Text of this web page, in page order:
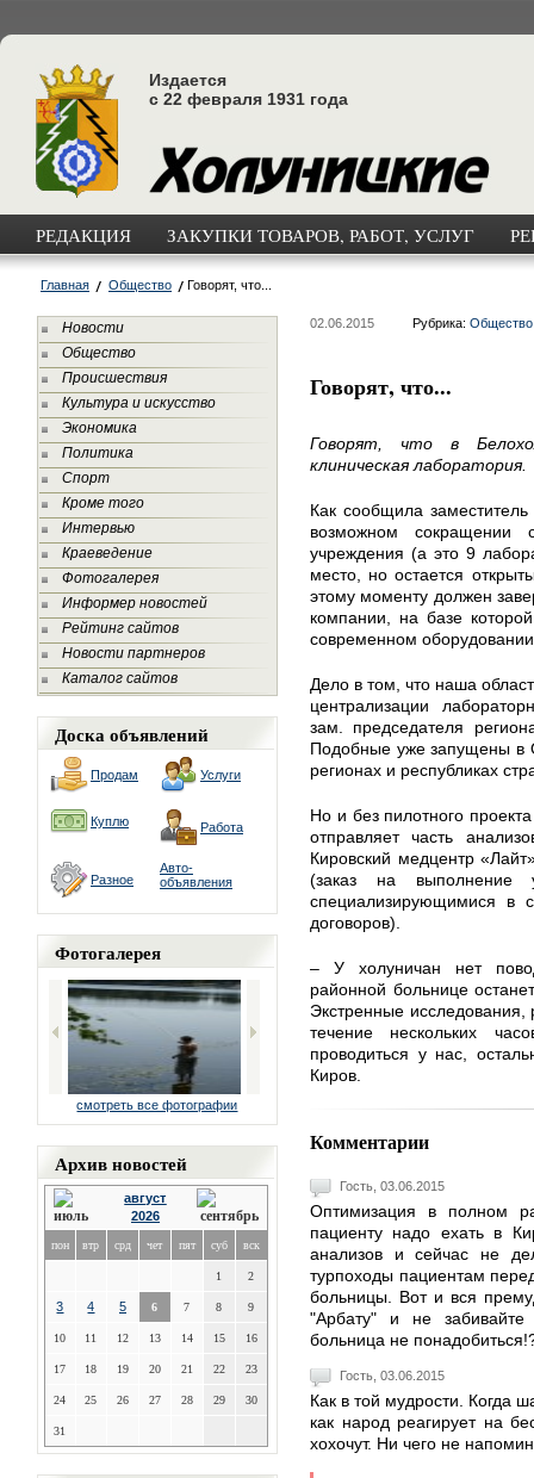
Издается
с 22 февраля 1931 года
РЕДАКЦИЯ ЗАКУПКИ ТОВАРОВ, РАБОТ, УСЛУГ
Главная Общество Говорят, что...
Новости
Общество
Происшествия
Культура и искусство
Экономика
Политика
Спорт
Кроме того
Интервью
Краеведение
Фотогалерея
Информер новостей
Рейтинг сайтов
Новости партнеров
Каталог сайтов
Доска объявлений
Продам Услуги
Куплю Работа
Разное
Авто-
объявления
Фотогалерея
смотреть все фотографии
Архив новостей
август
2026
пон втр срд чет пят суб вск
1 2
3 4 5 6 7 8 9
10 11 12 13 14 15 16
17 18 19 20 21 22 23
24 25 26 27 28 29 30
31
02.06.2015 Рубрика: Общество
Говорят, что...
Говорят, что в
клиническая лаборатория.
Как сообщила
возможном сокращении
учреждения (а это 9
место, но остается
этому моменту должен
компании, на базе
современном
Дело в том, что наша
централизации
зам. председателя
Подобные уже запущены в
регионах и республиках
Но и без пилотного
отправляет часть
Кировский медцентр
(заказ на выполнение
специализирующимися в
договоров).
– У холуничан нет
районной больнице
Экстренные исследования,
течение нескольких
проводиться у нас,
Киров.
Комментарии
Гость, 03.06.2015
Оптимизация в полном
пациенту надо ехать в
анализов и сейчас не
турпоходы пациентам
больницы. Вот и вся
"Арбату" и не
больница не
Гость, 03.06.2015
Как в той мудрости. Когда
как народ реагирует на
хохочут. Ни чего не